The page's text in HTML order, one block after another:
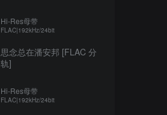
Hi-Res母带
FLAC|192kHz/24bit
思念总在潘安邦 [FLAC 分
轨]
Hi-Res母带
FLAC|192kHz/24bit